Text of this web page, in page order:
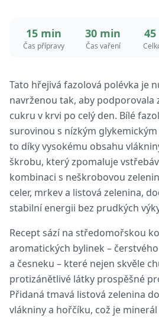
15 min
Čas přípravy
30 min
Čas vaření
Tato hřejivá fazolová polévka je
navrženou tak, aby podporovala
cukru v krvi po celý den. Bílé
surovinou s nízkým glykemickým
to díky vysokému obsahu
škrobu, který zpomaluje
kombinaci s neškrobovou
celer, mrkev a listová zelenina,
stabilní energii bez prudkých
Recept sází na středomořskou
aromatických bylinek –
a česneku – které nejen skvěle
protizánětlivé látky prospěšné
Přidaná tmavá listová zelenina
vlákniny a hořčíku, což je